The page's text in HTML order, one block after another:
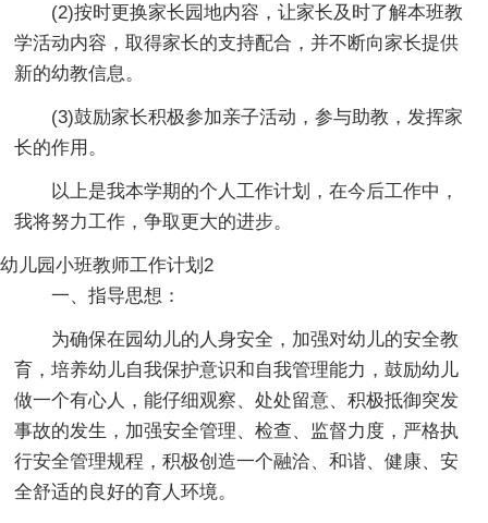
(2)按时更换家长园地内容，让家长及时了解本班教
学活动内容，取得家长的支持配合，并不断向家长提供
新的幼教信息。
(3)鼓励家长积极参加亲子活动，参与助教，发挥家
长的作用。
以上是我本学期的个人工作计划，在今后工作中，
我将努力工作，争取更大的进步。
幼儿园小班教师工作计划2
一、指导思想：
为确保在园幼儿的人身安全，加强对幼儿的安全教
育，培养幼儿自我保护意识和自我管理能力，鼓励幼儿
做一个有心人，能仔细观察、处处留意、积极抵御突发
事故的发生，加强安全管理、检查、监督力度，严格执
行安全管理规程，积极创造一个融洽、和谐、健康、安
全舒适的良好的育人环境。